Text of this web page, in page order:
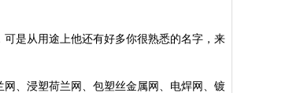
是从用途上他还有好多你很熟悉的名字，来
、浸塑荷兰网、包塑丝金属网、电焊网、镀